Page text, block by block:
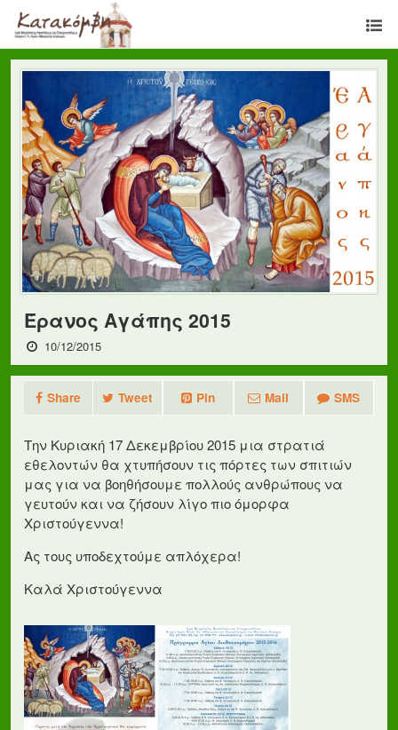
Έρανος Αγάπης 2015
10/12/2015
Share Tweet Pin Mail SMS
Την Κυριακή 17 Δεκεμβρίου 2015 μια στρατιά
εθελοντών θα χτυπήσουν τις πόρτες των σπιτιών
μας για να βοηθήσουμε πολλούς ανθρώπους να
γευτούν και να ζήσουν λίγο πιο όμορφα
Χριστούγεννα!
Ας τους υποδεχτούμε απλόχερα!
Καλά Χριστούγεννα